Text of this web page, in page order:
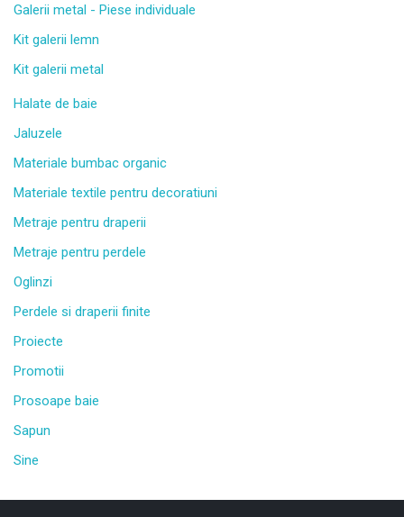
Galerii metal - Piese individuale
Kit galerii lemn
Kit galerii metal
Halate de baie
Jaluzele
Materiale bumbac organic
Materiale textile pentru decoratiuni
Metraje pentru draperii
Metraje pentru perdele
Oglinzi
Perdele si draperii finite
Proiecte
Promotii
Prosoape baie
Sapun
Sine